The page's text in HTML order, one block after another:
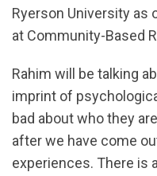
Ryerson University as
at Community-Based
Rahim will be talking
imprint of
bad about who they
after we have come
experiences. There is